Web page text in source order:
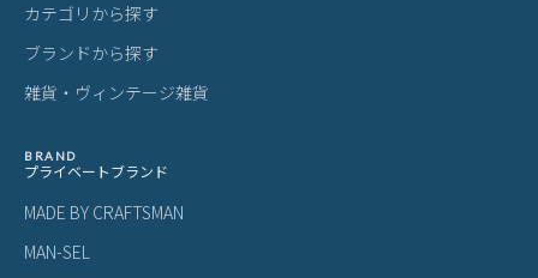
カテゴリから探す
ブランドから探す
雑貨・ヴィンテージ雑貨
BRAND
プライベートブランド
MADE BY CRAFTSMAN
MAN-SEL